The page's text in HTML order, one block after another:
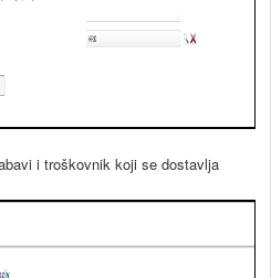
i troškovnik koji se dostavlja